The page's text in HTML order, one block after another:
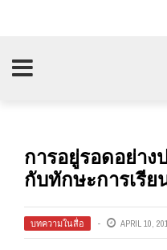
การอยู่รอดอย่าง
กับทักษะการเรี
บทความในสื่อ APRIL 10,